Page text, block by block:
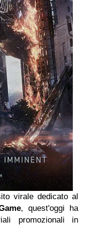
virale dedicato al
, quest'oggi ha
promozionali in